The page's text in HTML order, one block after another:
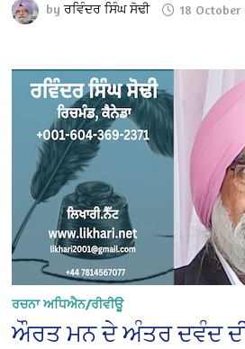
byਰਵਿੰਦਰ ਸਿੰਘ ਸੋਢੀ 18 October
ਰਚਨਾ ਅਧਿਐਨ/ਰੀਵੀਊ
ਔਰਤ ਮਨ ਦੇ ਅੰਤਰ ਦਵੰਦ